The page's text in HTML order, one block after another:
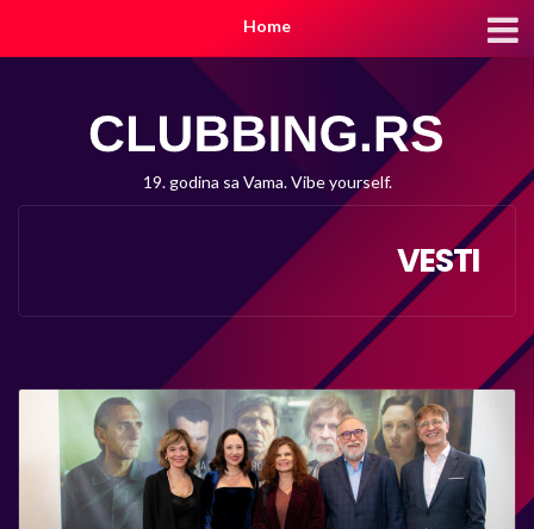
Home
19. godina sa Vama. Vibe yourself.
VESTI